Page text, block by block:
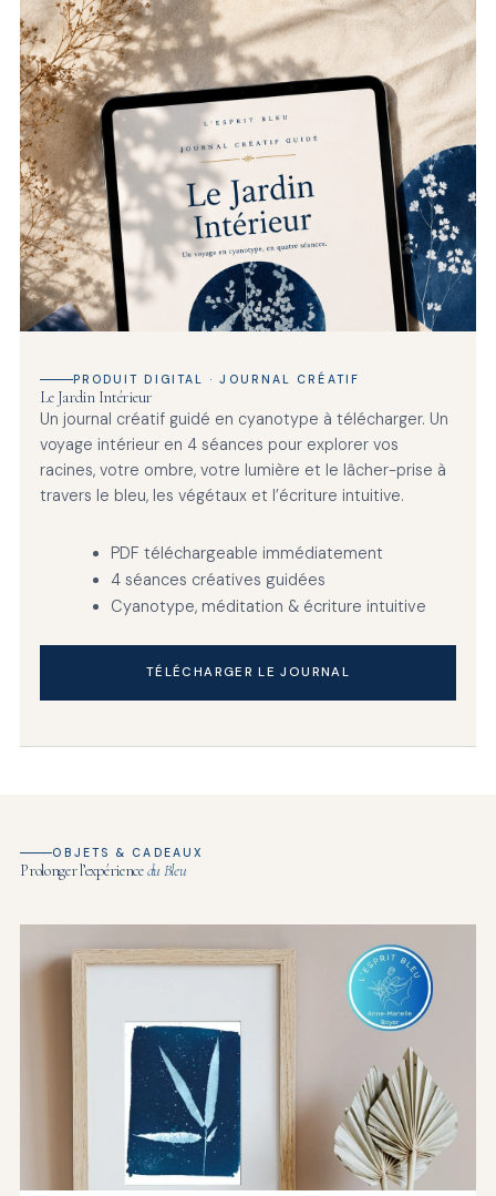
PRODUIT DIGITAL · JOURNAL CRÉATIF
Le Jardin Intérieur
Un journal créatif guidé en cyanotype à télécharger. Un
voyage intérieur en 4 séances pour explorer vos
racines, votre ombre, votre lumière et le lâcher-prise à
travers le bleu, les végétaux et l’écriture intuitive.
PDF téléchargeable immédiatement
4 séances créatives guidées
Cyanotype, méditation & écriture intuitive
TÉLÉCHARGER LE JOURNAL
OBJETS & CADEAUX
Prolonger l’expériencedu Bleu